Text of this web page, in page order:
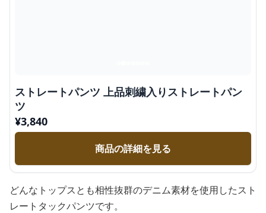
ストレートパンツ 上品刺繍入りストレートパン
ツ
¥3,840
商品の詳細を見る
どんなトップスとも相性抜群のデニム素材を使用したスト
レートタックパンツです。